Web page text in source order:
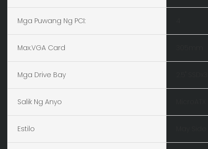
Mga Puwang Ng PCI:
Max.VGA Card
Mga Drive Bay
Salik Ng Anyo
Estilo